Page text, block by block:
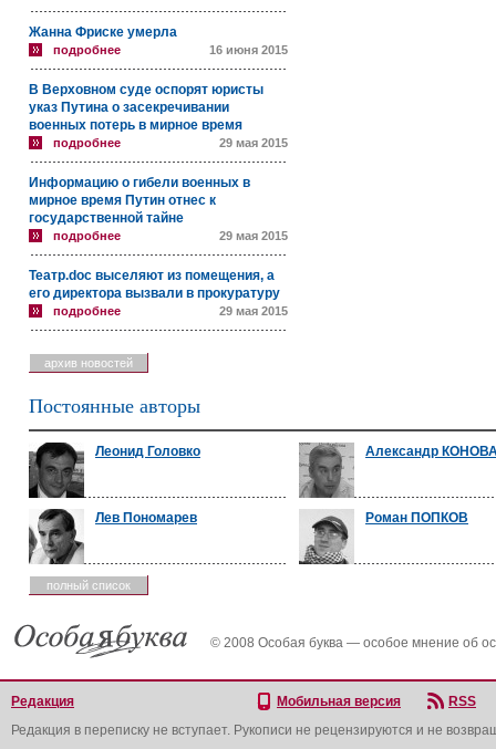
Жанна Фриске умерла
подробнее 16 июня 2015
В Верховном суде оспорят юристы
указ Путина о засекречивании
военных потерь в мирное время
подробнее 29 мая 2015
Информацию о гибели военных в
мирное время Путин отнес к
государственной тайне
подробнее 29 мая 2015
Театр.doc выселяют из помещения, а
его директора вызвали в прокуратуру
подробнее 29 мая 2015
архив новостей
Постоянные авторы
Леонид Головко Александр
Лев Пономарев Роман ПОПКОВ
полный список
© 2008 Особая буква — особое мнение об
Редакция Мобильная версия
RSS
Редакция в переписку не вступает. Рукописи не рецензируются и не